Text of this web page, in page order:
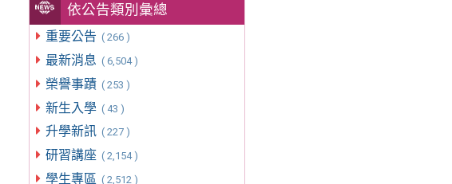
依公告類別彙總
重要公告 ( 266 )
最新消息 ( 6,504 )
榮譽事蹟 ( 253 )
新生入學 ( 43 )
升學新訊 ( 227 )
研習講座 ( 2,154 )
學生專區 ( 2,512 )